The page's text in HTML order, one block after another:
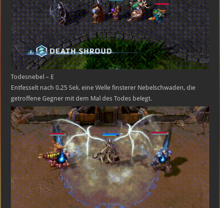
Todesnebel – E
Entfesselt nach 0.25 Sek. eine Welle finsterer Nebelschwaden, die
getroffene Gegner mit dem Mal des Todes belegt.